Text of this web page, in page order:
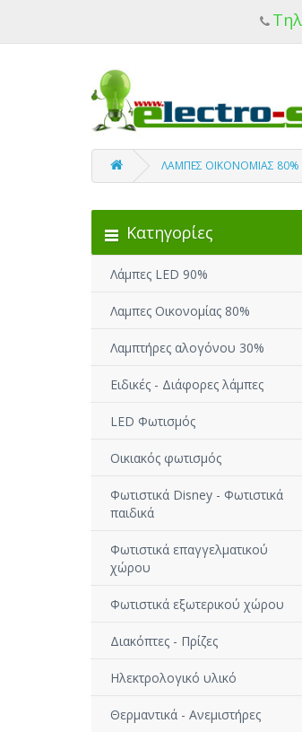
ΛΑΜΠΕΣ ΟΙΚΟΝΟΜΙΑΣ 80%
Κατηγορίες
Λάμπες LED 90%
Λαμπες Οικονομίας 80%
Λαμπτήρες αλογόνου 30%
Ειδικές - Διάφορες λάμπες
LED Φωτισμός
Οικιακός φωτισμός
Φωτιστικά Disney - Φωτιστικά
παιδικά
Φωτιστικά επαγγελματικού
χώρου
Φωτιστικά εξωτερικού χώρου
Διακόπτες - Πρίζες
Ηλεκτρολογικό υλικό
Θερμαντικά - Ανεμιστήρες